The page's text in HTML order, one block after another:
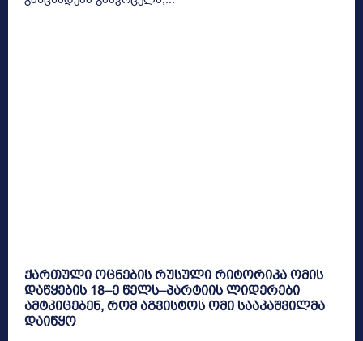
ქართული ოცნების რუსული რიტორიკა ომის
დაწყების 18–ე წელს–პარტიის ლიდერები
ამტკიცებენ, რომ აგვისტოს ომი სააკაშვილმა
დაიწყო